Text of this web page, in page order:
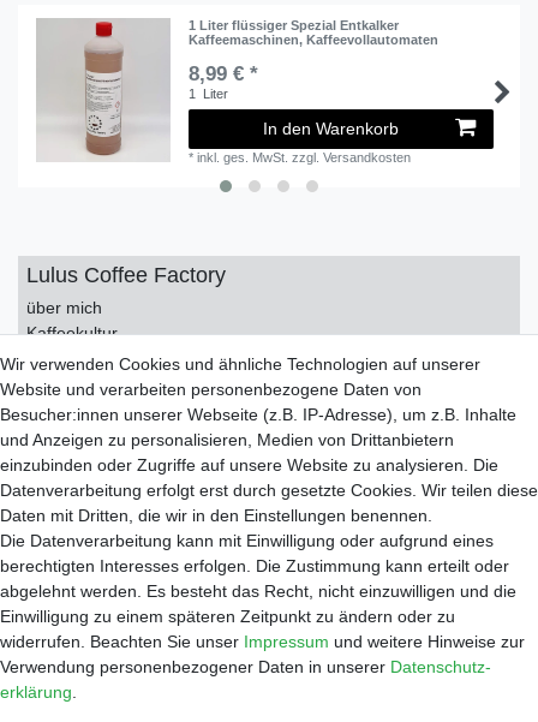
1 Liter flüssiger Spezial Entkalker
Kaffeemaschinen, Kaffeevollautomaten
8,99 € *
1 Liter
In den Warenkorb
*inkl. ges. MwSt. zzgl.Versandkosten
Lulus Coffee Factory
über mich
Kaffeekultur
Kontakt
Impressum
Datenschutzerklärung
AGB
Service
Zahlungsarten
Versand
Widerrufsrecht
Warenkorb
Händleranfragen
Werkstatt
Reparaturauftrag
Wir verwenden Cookies und ähnliche Technologien auf unserer
Website und verarbeiten personenbezogene Daten von
Besucher:innen unserer Webseite (z.B. IP-Adresse), um z.B. Inhalte
und Anzeigen zu personalisieren, Medien von Drittanbietern
einzubinden oder Zugriffe auf unsere Website zu analysieren. Die
Datenverarbeitung erfolgt erst durch gesetzte Cookies. Wir teilen diese
Daten mit Dritten, die wir in den Einstellungen benennen.
Die Datenverarbeitung kann mit Einwilligung oder aufgrund eines
berechtigten Interesses erfolgen. Die Zustimmung kann erteilt oder
abgelehnt werden. Es besteht das Recht, nicht einzuwilligen und die
Einwilligung zu einem späteren Zeitpunkt zu ändern oder zu
widerrufen. Beachten Sie unser Impressum und weitere Hinweise zur
Verwendung personenbezogener Daten in unserer Daten­schutz­
erklärung